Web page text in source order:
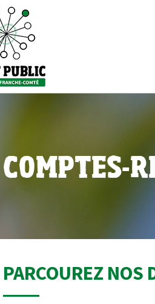
COMPTES-
PARCOUREZ NOS